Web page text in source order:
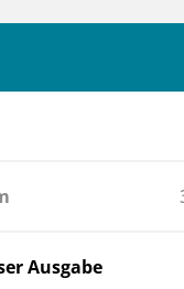
Ausgabe